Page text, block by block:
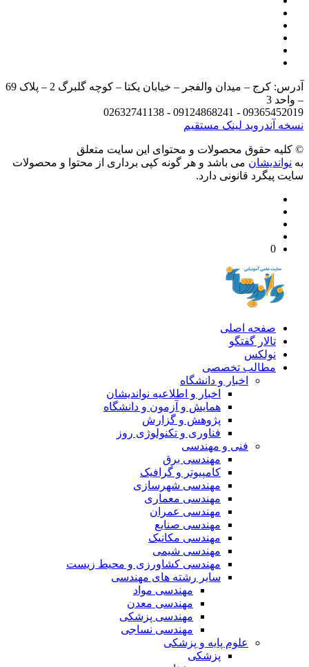
آدرس: کرج – میدان والفجر – خیابان یکتا – کوچه گلبرگ 2 – پلاک 69
3
09365452019 - 09124868241 -
آندرویدلینک مستقیم
حقوق محصولات و محتوای اين سایت متعلق
می باشد و هر گونه کپی برداری از محتوا و محصولات
پیگرد قانونی دارد.
صفحه اصلی
تالار گفتگو
نولکس
مطالب تخصصی
اخبار و دانشگاه
اخبار و اطلاعیه نواندیشان
همایش و آزمون و دانشگاه
پژوهش و گزارش
فناوری و تکنولوژی روز
فنی و مهندسی
مهندسی برق
کامپیوتر و گرافیک
مهندسی شهرسازی
مهندسی معماری
مهندسی عمران
مهندسی صنایع
مهندسی مکانیک
مهندسی شیمی
مهندسی کشاورزی و محیط زیست
سایر رشته های مهندسی
مهندسی مواد
مهندسی معدن
مهندسی پزشکی
مهندسی نساجی
علوم پایه و پزشکی
پزشکی